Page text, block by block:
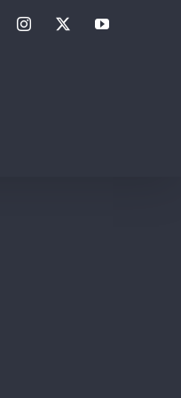
InstagramTwitterYouTube